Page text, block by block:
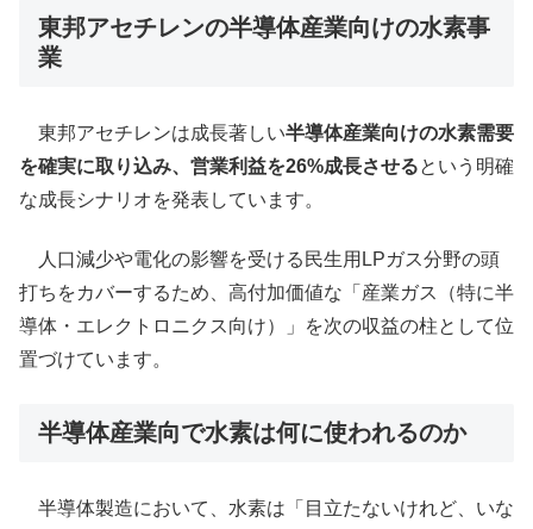
東邦アセチレンの半導体産業向けの水素事
業
東邦アセチレンは成長著しい半導体産業向けの水素需要
を確実に取り込み、営業利益を26%成長させるという明確
な成長シナリオを発表しています。
人口減少や電化の影響を受ける民生用LPガス分野の頭
打ちをカバーするため、高付加価値な「産業ガス（特に半
導体・エレクトロニクス向け）」を次の収益の柱として位
置づけています。
半導体産業向で水素は何に使われるのか
半導体製造において、水素は「目立たないけれど、いな